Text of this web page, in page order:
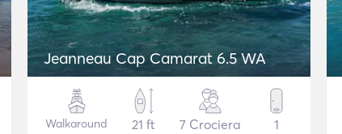
Jeanneau Cap Camarat 6.5 WA
Walkaround
21 ft
7 Crociera 1